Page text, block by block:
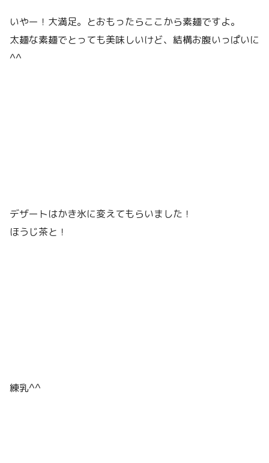
いやー！大満足。とおもったらここから素麺ですよ。
太麺な素麺でとっても美味しいけど、結構お腹いっぱいに
^^
デザートはかき氷に変えてもらいました！
ほうじ茶と！
練乳^^